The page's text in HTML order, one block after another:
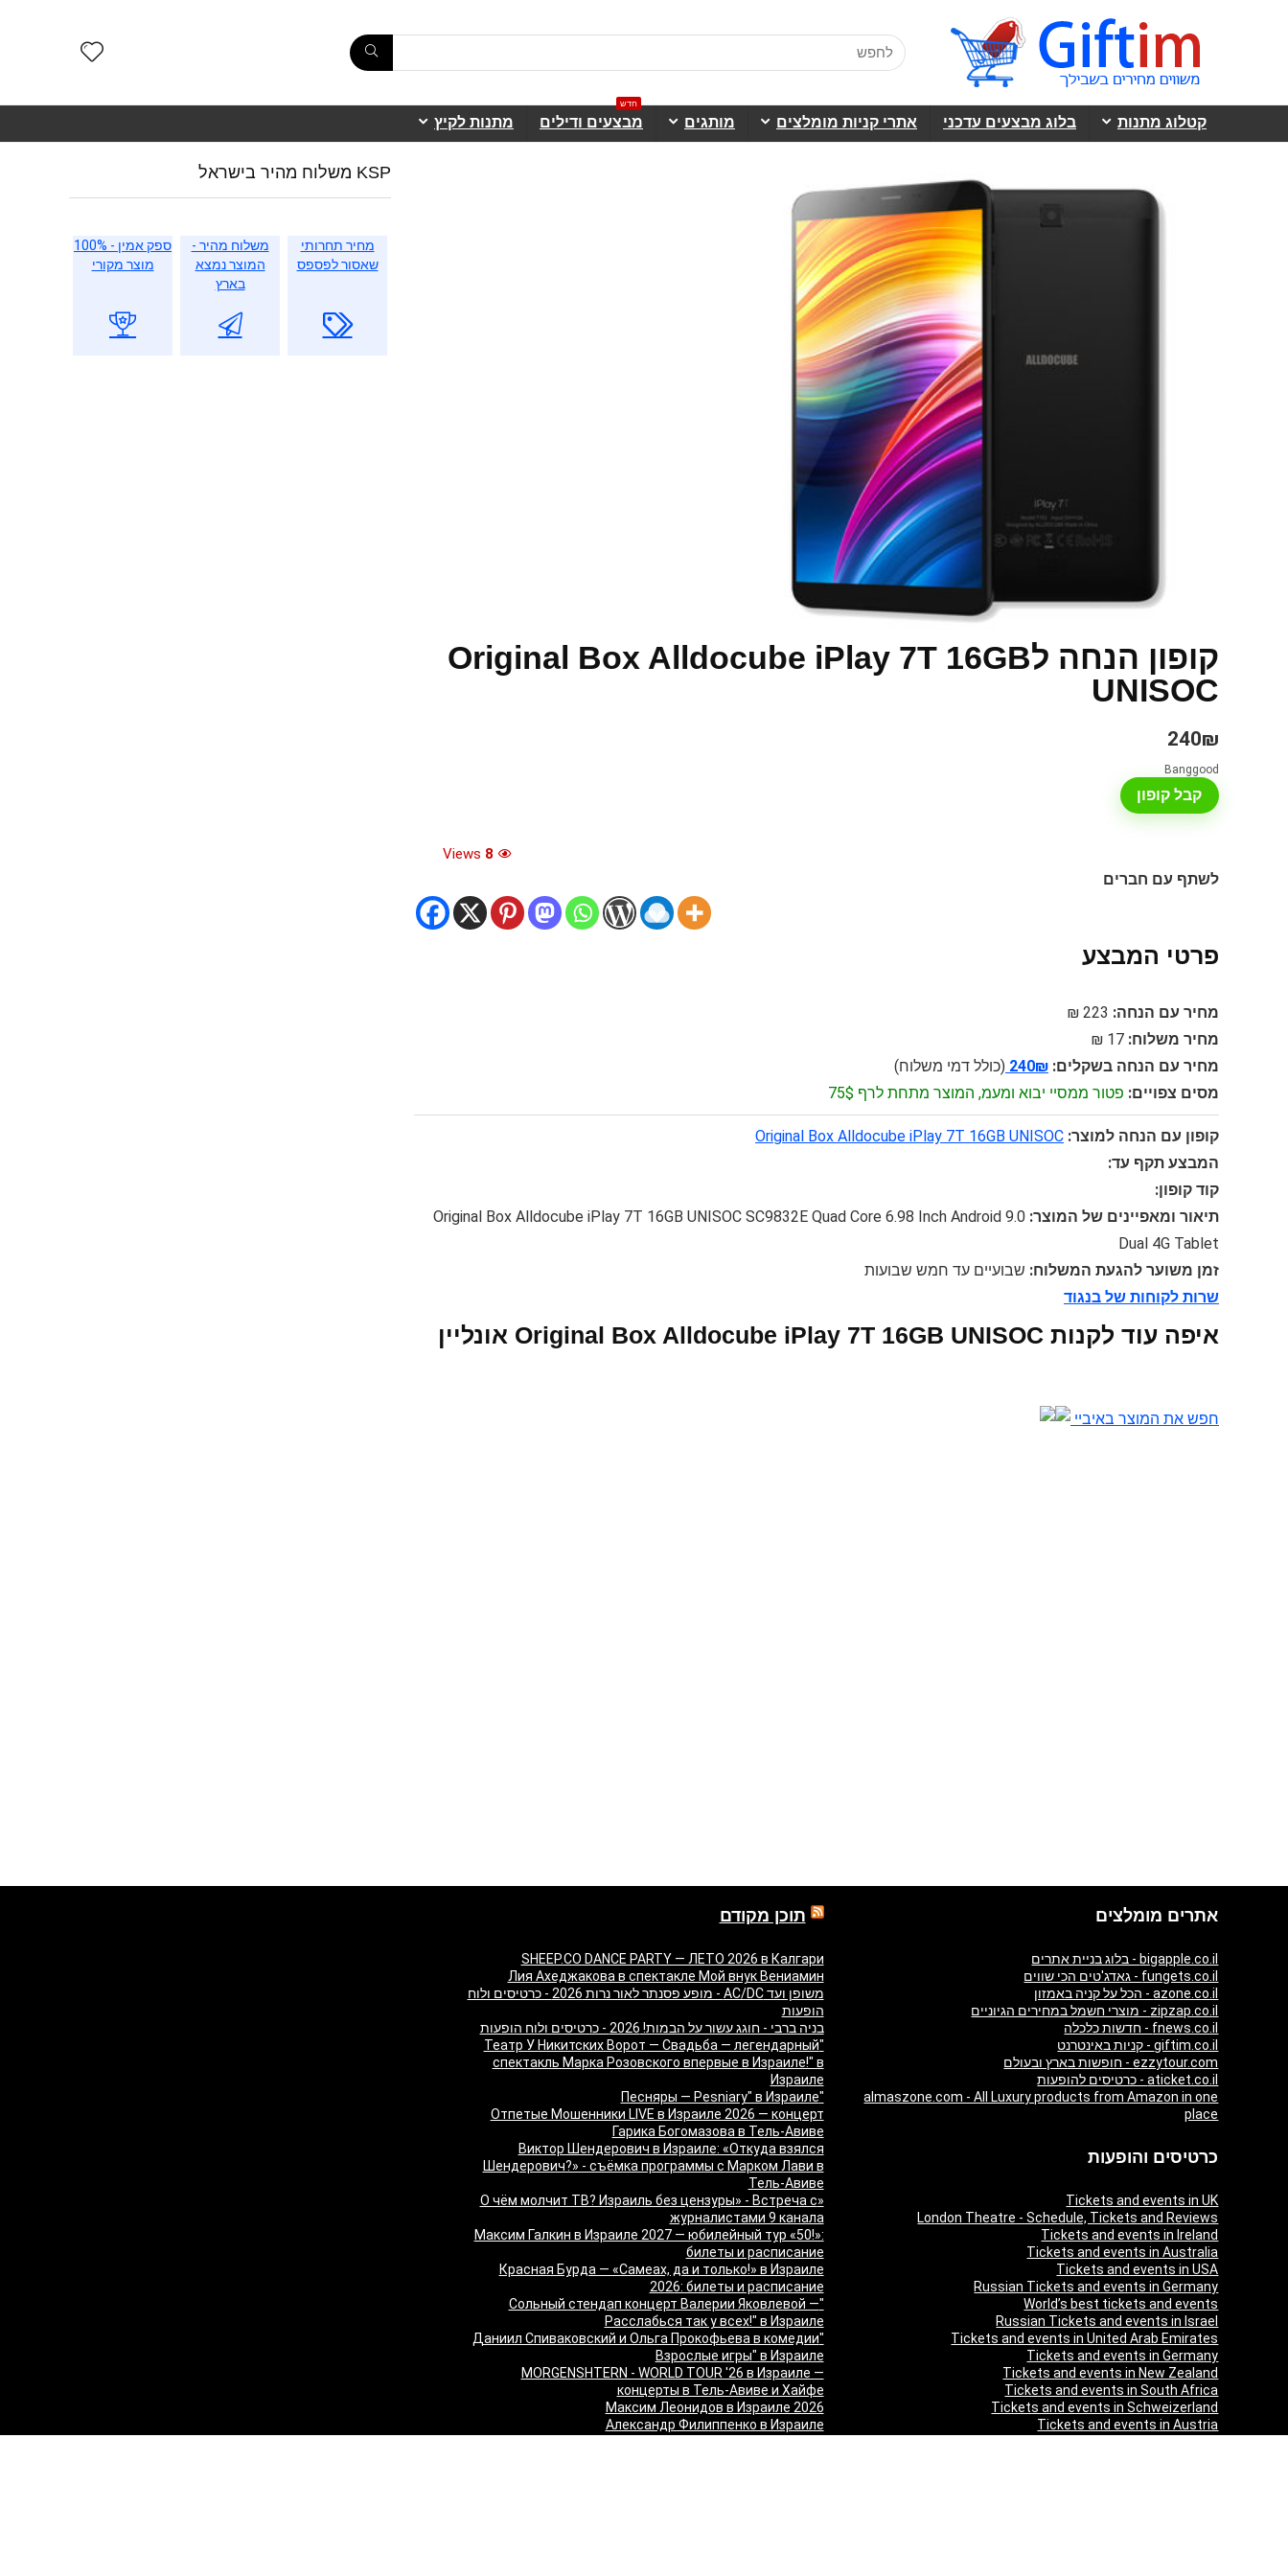
קטלוג מתנות בלוג מבצעים עדכני אתרי קניות מומלצים מותגים מבצעים ודילים
חדש
מתנות לקיץ
קופון הנחה לOriginal Box Alldocube iPlay 7T 16GB
UNISOC
240₪
Banggood
קבל קופון
8
לשתף עם חברים
פרטי המבצע
מחיר עם הנחה: 223 ₪
מחיר משלוח: 17 ₪
מחיר עם הנחה בשקלים: 240₪ (כולל דמי משלוח)
מסים צפויים: פטור ממסיי יבוא ומעמ, המוצר מתחת לרף 75$
קופון עם הנחה למוצר: Original Box Alldocube iPlay 7T 16GB UNISOC
המבצע תקף עד:
קוד קופון:
תיאור ומאפיינים של המוצר: Original Box Alldocube iPlay 7T 16GB UNISOC SC9832E Quad Core 6.98 Inch Android 9.0
Dual 4G Tablet
זמן משוער להגעת המשלוח: שבועיים עד חמש שבועות
שרות לקוחות של בנגוד
איפה עוד לקנות Original Box Alldocube iPlay 7T 16GB UNISOC אונליין
חפש את המוצר באיביי
KSP משלוח מהיר בישראל
מחיר תחרותי
שאסור לפספס
משלוח מהיר -
המוצר נמצא
בארץ
ספק אמין - 100%
מוצר מקורי
אתרים מומלצים
bigapple.co.il - בלוג בניית אתרים
fungets.co.il - גאדג'טים הכי שווים
azone.co.il - הכל על קניה באמזון
zipzap.co.il - מוצרי חשמל במחירים הגיוניים
fnews.co.il - חדשות כלכלה
giftim.co.il - קניות באינטרנט
ezzytour.com - חופשות בארץ ובעולם
aticket.co.il - כרטיסים להופעות
almaszone.com - All Luxury products from Amazon in one
place
כרטיסים והופעות
Tickets and events in UK
London Theatre - Schedule, Tickets and Reviews
Tickets and events in Ireland
Tickets and events in Australia
Tickets and events in USA
Russian Tickets and events in Germany
World’s best tickets and events
Russian Tickets and events in Israel
Tickets and events in United Arab Emirates
Tickets and events in Germany
Tickets and events in New Zealand
Tickets and events in South Africa
Tickets and events in Schweizerland
Tickets and events in Austria
תוכן מקודם
SHEEP.CO DANCE PARTY — ЛЕТО 2026 в Калгари
Лия Ахеджакова в спектакле Мой внук Вениамин
משופן ועד AC/DC - מופע פסנתר לאור נרות 2026 - כרטיסים ולוח
הופעות
בניה ברבי - חוגג עשור על הבמות! 2026 - כרטיסים ולוח הופעות
"Театр У Никитских Ворот — Свадьба — легендарный
спектакль Марка Розовского впервые в Израиле!" в
Израиле
"Песняры — Pesniary" в Израиле
Отпетые Мошенники LIVE в Израиле 2026 — концерт
Гарика Богомазова в Тель-Авиве
Виктор Шендерович в Израиле: «Откуда взялся
Шендерович?» - съёмка программы с Марком Лави в
Тель-Авиве
«О чём молчит ТВ? Израиль без цензуры» - Встреча с
журналистами 9 канала
Максим Галкин в Израиле 2027 — юбилейный тур «50!»:
билеты и расписание
Красная Бурда — «Самеах, да и только!» в Израиле
2026: билеты и расписание
"Сольный стендап концерт Валерии Яковлевой —
Расслабься так у всех!" в Израиле
"Даниил Спиваковский и Ольга Прокофьева в комедии
Взрослые игры" в Израиле
MORGENSHTERN - WORLD TOUR '26 в Израиле —
концерты в Тель-Авиве и Хайфе
Максим Леонидов в Израиле 2026
Александр Филиппенко в Израиле